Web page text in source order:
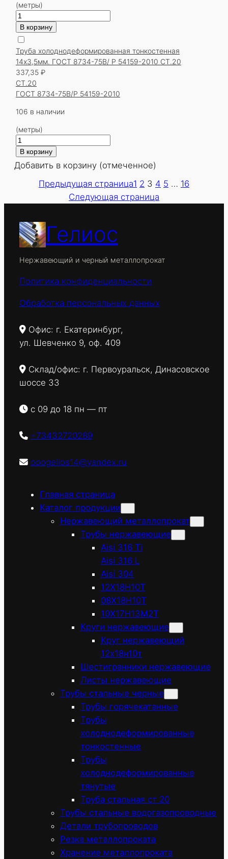
2010
СТ.20
(метры)
Количество
товара
Труба
холоднодеформированная
тонкостенная
14х3,5мм.
ГОСТ
8734-
Р
2010
СТ.20
В корзину
Труба холоднодеформированная тонкостенная
14х3,5мм. ГОСТ 8734-75В/ Р 54159-2010 СТ.20
337,35 ₽
СТ.20
ГОСТ 8734-75В/Р 54159-2010
106 в наличии
(метры)
Количество
товара
Труба
холоднодеформированная
тонкостенная
ГОСТ
75В/
Р
54159-
2010
В корзину
Добавить в корзину (отмеченное)
Предыдущая страница1 2 3 4 5 … 16
Следующая страница
Гелиос
Нержавеющий и черный металлопрокат
Политика конфиденциальности
Обработка персональных данных
Офис: г. Екатеринбург,
ул. Шевченко 9, оф. 409
Склад/офис: г. Первоуральск, Динасовское
шоссе 33
с 09 до 18 пн — пт
+73432720289
ooogelios14@yandex.ru
Главная страница
Каталог продукции
Нержавеющий металлопрокат
Трубы нержавеющие
Aisi 316 Ti
Aisi 316 L
Aisi 304
12Х18Н10Т
08Х18Н10Т
10Х17Н13М2Т
Круги нержавеющие
Круг нержавеющий
12х18н10т
Шестигранники нержавеющие
Листы нержавеющие
Трубы стальные черные
Трубы горячекатанные
Трубы
холоднодеформированные
тонкостенные
Трубы
холоднодеформированные
тянутые
Труба стальная ст 20
Трубы стальные водогазопроводные
Детали трубопроводов
Резка металлопроката
Хранение металлопроката